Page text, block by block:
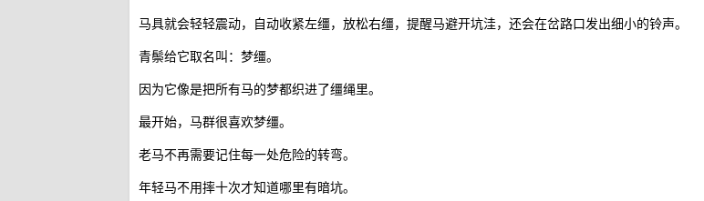
马具就会轻轻震动，自动收紧左缰，放松右缰，提醒马避开坑洼，还会在岔路口发出细小的铃声。
青鬃给它取名叫：梦缰。
因为它像是把所有马的梦都织进了缰绳里。
最开始，马群很喜欢梦缰。
老马不再需要记住每一处危险的转弯。
年轻马不用摔十次才知道哪里有暗坑。